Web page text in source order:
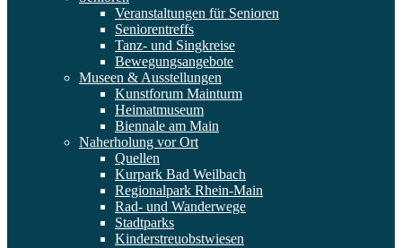
Veranstaltungen für Senioren
Seniorentreffs
Tanz- und Singkreise
Bewegungsangebote
Museen & Ausstellungen
Kunstforum Mainturm
Heimatmuseum
Biennale am Main
Naherholung vor Ort
Quellen
Kurpark Bad Weilbach
Regionalpark Rhein-Main
Rad- und Wanderwege
Stadtparks
Kinderstreuobstwiesen